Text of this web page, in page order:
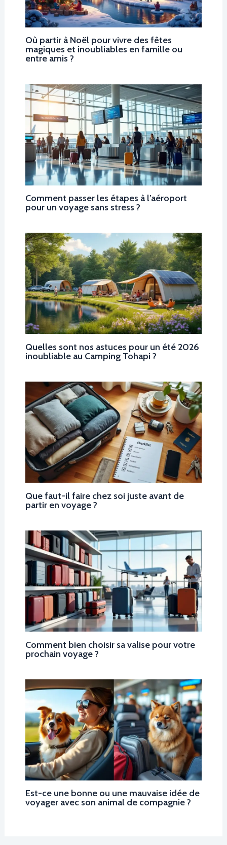
Où partir à Noël pour vivre des fêtes
magiques et inoubliables en famille ou
entre amis ?
Comment passer les étapes à l’aéroport
pour un voyage sans stress ?
Quelles sont nos astuces pour un été 2026
inoubliable au Camping Tohapi ?
Que faut-il faire chez soi juste avant de
partir en voyage ?
Comment bien choisir sa valise pour votre
prochain voyage ?
Est-ce une bonne ou une mauvaise idée de
voyager avec son animal de compagnie ?